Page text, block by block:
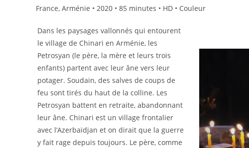
France, Arménie • 2020 • 85 minutes • HD • Couleur
Dans les paysages vallonnés qui entourent
le village de Chinari en Arménie, les
Petrosyan (le père, la mère et leurs trois
enfants) partent avec leur âne vers leur
potager. Soudain, des salves de coups de
feu sont tirés du haut de la colline. Les
Petrosyan battent en retraite, abandonnant
leur âne. Chinari est un village frontalier
avec l’Azerbaïdjan et on dirait que la guerre
y fait rage depuis toujours. Le père, comme